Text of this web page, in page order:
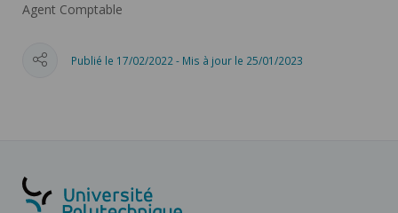
Agent Comptable
Publié le 17/02/2022 - Mis à jour le 25/01/2023